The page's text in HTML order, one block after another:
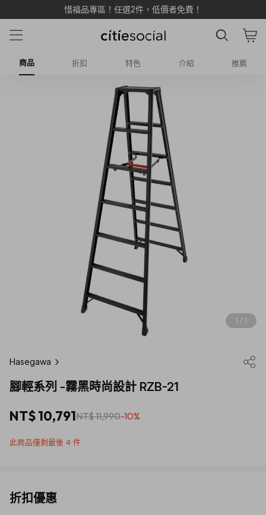
惜福品專區！任選2件，低價者免費！
商品 折扣 特色 介紹 推薦
1 / 1
Hasegawa
腳輕系列 -霧黑時尚設計 RZB-21
NT$ 10,791NT$ 11,990-10%
此商品僅剩最後 4 件
折扣優惠